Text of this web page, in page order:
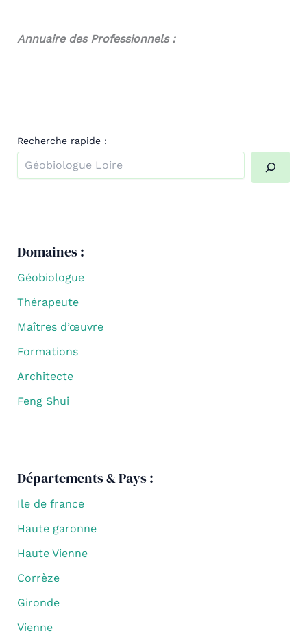
Annuaire des Professionnels :
Recherche rapide :
Domaines :
Géobiologue
Thérapeute
Maîtres d’œuvre
Formations
Architecte
Feng Shui
Départements & Pays :
Ile de france
Haute garonne
Haute Vienne
Corrèze
Gironde
Vienne